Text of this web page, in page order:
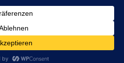
Pflege GmbH